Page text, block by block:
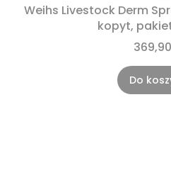
Weihs Livestock Derm Spray + , Spray
kopyt,
Do